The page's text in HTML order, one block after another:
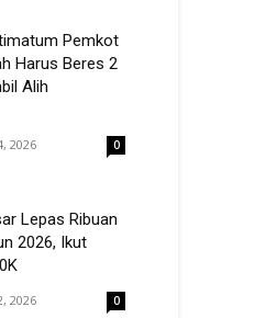
Pemkot
Harus Beres 2
Alih
2026 0
Lepas Ribuan
2026, Ikut
2026 0